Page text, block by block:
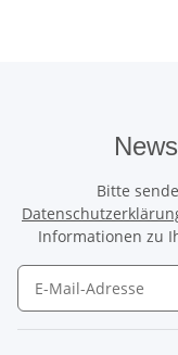
Bitte
Informationen zu